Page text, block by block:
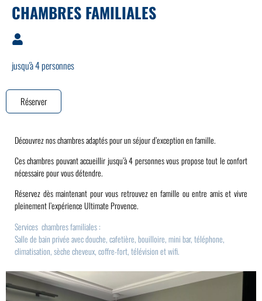
CHAMBRES FAMILIALES
jusqu'à 4 personnes
Réserver
Découvrez nos chambres adaptés pour un séjour d’exception en famille.
Ces chambres pouvant accueillir jusqu’à 4 personnes vous propose tout le confort
nécessaire pour vous détendre.
Réservez dès maintenant pour vous retrouvez en famille ou entre amis et vivre
pleinement l’expérience Ultimate Provence.
Services chambres familiales :
Salle de bain privée avec douche, cafetière, bouilloire, mini bar, téléphone,
climatisation, sèche cheveux, coffre-fort, télévision et wifi.